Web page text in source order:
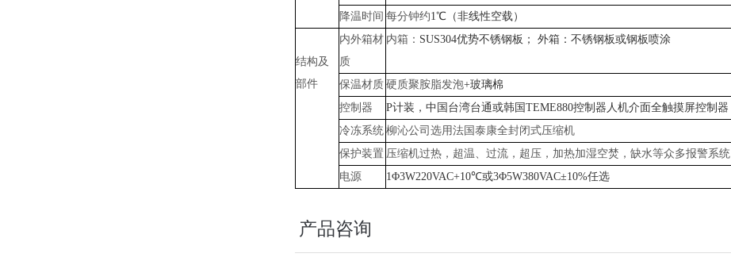
降温时间 每分钟约1℃（非线性空载）
结构及
部件
内外箱材
质
内箱： SUS304优势不锈钢板； 外箱：不锈钢板或钢板喷涂
保温材质 硬质聚胺脂发泡+玻璃棉
控制器
P计装，中国台湾台通或韩国TEME880控制器人机介面全触摸屏控制器
冷冻系统 柳沁公司选用法国泰康全封闭式压缩机
保护装置 压缩机过热，超温、过流，超压，加热加湿空焚，缺水等众多报警系统
电源
1Φ3W220VAC+10℃或3Φ5W380VAC±10%任选
产品咨询